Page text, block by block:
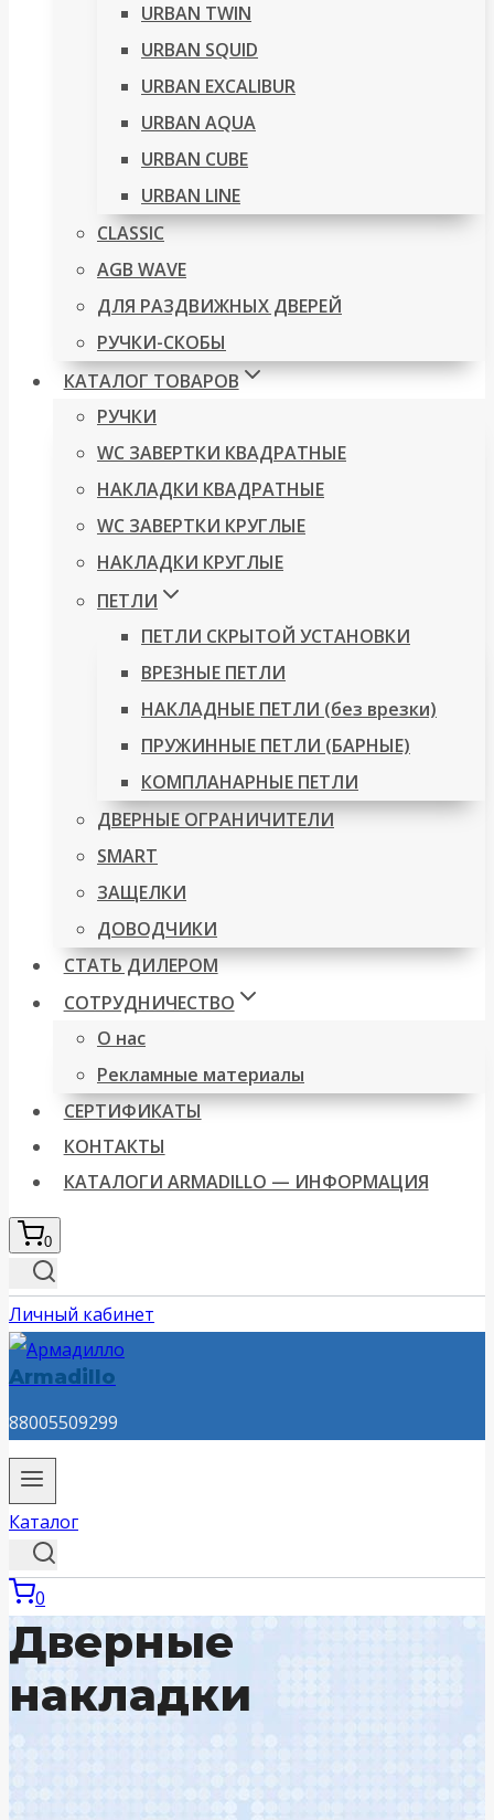
URBAN TWIN
URBAN SQUID
URBAN EXCALIBUR
URBAN AQUA
URBAN CUBE
URBAN LINE
CLASSIC
AGB WAVE
ДЛЯ РАЗДВИЖНЫХ ДВЕРЕЙ
РУЧКИ-СКОБЫ
КАТАЛОГ ТОВАРОВ
РУЧКИ
WC ЗАВЕРТКИ КВАДРАТНЫЕ
НАКЛАДКИ КВАДРАТНЫЕ
WC ЗАВЕРТКИ КРУГЛЫЕ
НАКЛАДКИ КРУГЛЫЕ
ПЕТЛИ
ПЕТЛИ СКРЫТОЙ УСТАНОВКИ
ВРЕЗНЫЕ ПЕТЛИ
НАКЛАДНЫЕ ПЕТЛИ (без врезки)
ПРУЖИННЫЕ ПЕТЛИ (БАРНЫЕ)
КОМПЛАНАРНЫЕ ПЕТЛИ
ДВЕРНЫЕ ОГРАНИЧИТЕЛИ
SMART
ЗАЩЕЛКИ
ДОВОДЧИКИ
СТАТЬ ДИЛЕРОМ
СОТРУДНИЧЕСТВО
О нас
Рекламные материалы
СЕРТИФИКАТЫ
КОНТАКТЫ
КАТАЛОГИ ARMADILLO — ИНФОРМАЦИЯ
0
Личный кабинет
Armadillo
88005509299
Каталог
0
Дверные
накладки